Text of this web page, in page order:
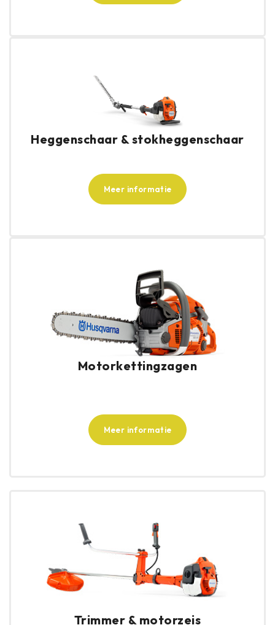
Heggenschaar & stokheggenschaar
Meer informatie
Motorkettingzagen
Meer informatie
Trimmer & motorzeis